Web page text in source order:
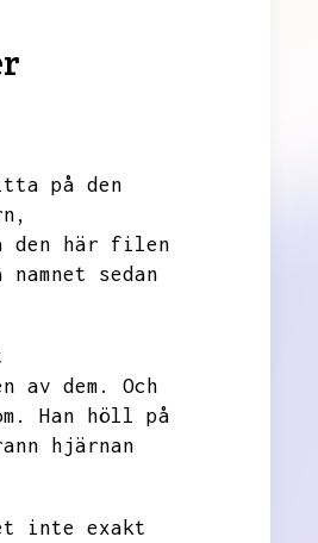
på den
den här filen
sedan
av dem.
Och
Han höll på
hjärnan
inte exakt